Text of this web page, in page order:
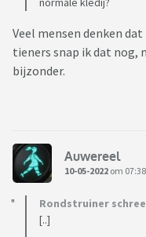
Veel mensen denken
tieners snap ik dat nog,
bijzonder.
Auwereel
10-05-2022 om 07:38
Rondstruiner
[..]